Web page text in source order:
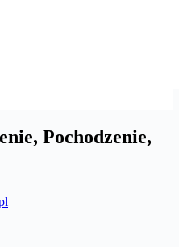
Pochodzenie,